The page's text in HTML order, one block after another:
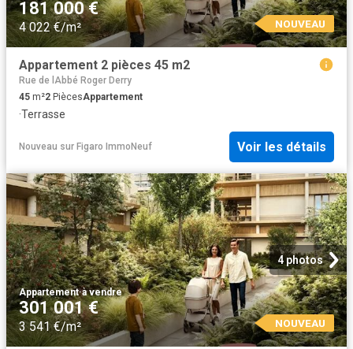
181 000 €
4 022 €/m² NOUVEAU
Appartement 2 pièces 45 m2
Rue de lAbbé Roger Derry
45 m²2 PiècesAppartement
·Terrasse
Nouveau sur Figaro ImmoNeuf Voir les détails
4 photos
Appartement·à vendre
301 001 €
3 541 €/m² NOUVEAU